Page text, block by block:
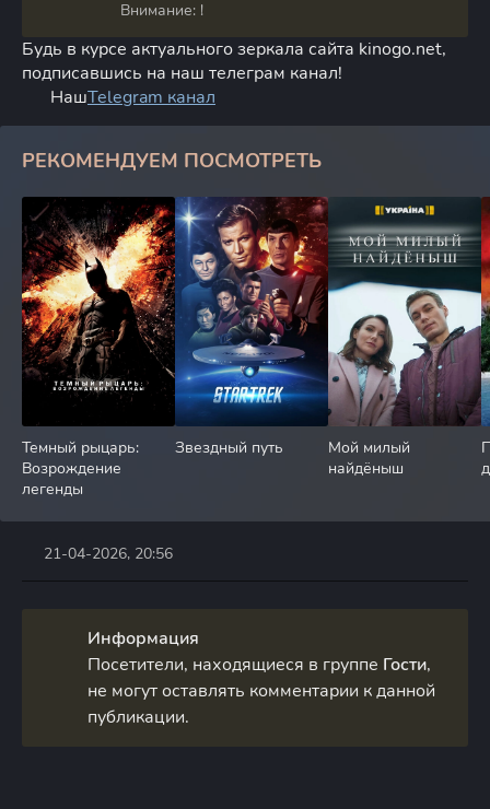
Внимание: !
Будь в курсе актуального зеркала сайта kinogo.net,
подписавшись на наш телеграм канал!
НашTelegram канал
РЕКОМЕНДУЕМ ПОСМОТРЕТЬ
Темный рыцарь:
Возрождение
легенды
Звездный путь
Мой милый
найдёныш
21-04-2026, 20:56
Информация
Посетители, находящиеся в группе Гости,
не могут оставлять комментарии к данной
публикации.